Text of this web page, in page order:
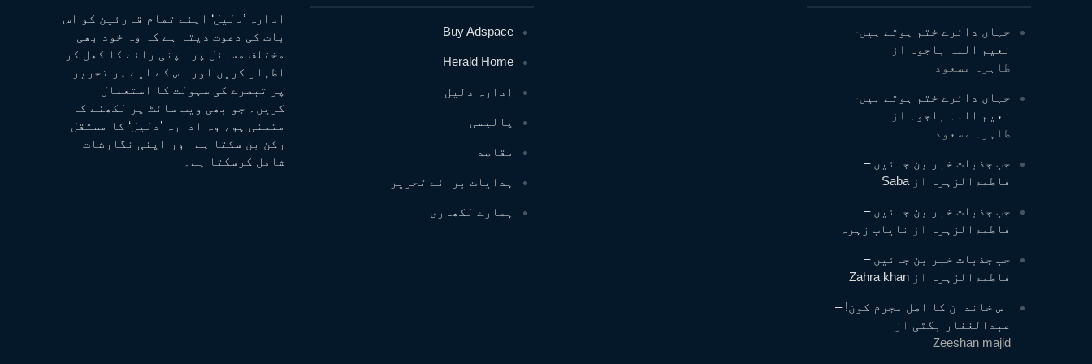
ادارہ ’دلیل‘ اپنے تمام قارئین کو اس
بات کی دعوت دیتا ہے کہ وہ خود بھی
مختلف مسائل پر اپنی رائے کا کھل کر
اظہار کریں اور اس کے لیے ہر تحریر
پر تبصرے کی سہولت کا استعمال
کریں۔ جو بھی ویب سائٹ پر لکھنے کا
متمنی ہو، وہ ادارہ ’دلیل‘ کا مستقل
رکن بن سکتا ہے اور اپنی نگارشات
شامل کرسکتا ہے۔
Buy Adspace
Herald Home
ادارہ دلیل
پالیسی
مقاصد
ہدایات برائے تحریر
ہمارے لکھاری
جہاں دائرے ختم ہوتے ہیں-
نعیم اللہ باجوہ
از
طاہرہ مسعود
جہاں دائرے ختم ہوتے ہیں-
نعیم اللہ باجوہ
از
طاہرہ مسعود
جب جذبات خبر بن جائیں –
فاطمۃالزہرہ
ازSaba
جب جذبات خبر بن جائیں –
فاطمۃالزہرہ
از نایاب زہرہ
جب جذبات خبر بن جائیں –
فاطمۃالزہرہ
ازZahra khan
اس خاندان کا اصل مجرم کون! –
عبدالغفار بگٹی از
Zeeshan majid